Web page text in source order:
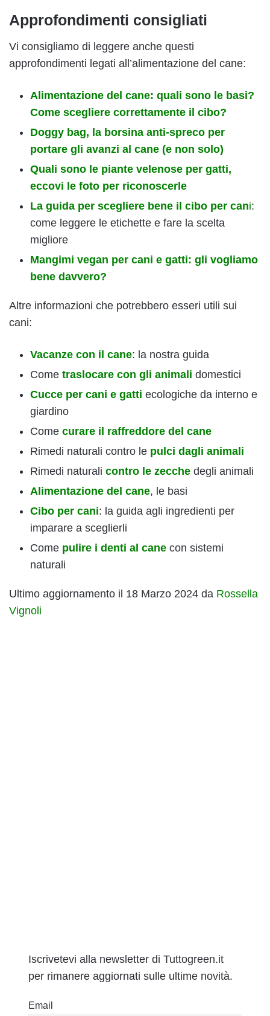
Approfondimenti consigliati
Vi consigliamo di leggere anche questi
approfondimenti legati all’alimentazione del cane:
Alimentazione del cane: quali sono le basi?
Come scegliere correttamente il cibo?
Doggy bag, la borsina anti-spreco per
portare gli avanzi al cane (e non solo)
Quali sono le piante velenose per gatti,
eccovi le foto per riconoscerle
La guida per scegliere bene il cibo per cani:
come leggere le etichette e fare la scelta
migliore
Mangimi vegan per cani e gatti: gli vogliamo
bene davvero?
Altre informazioni che potrebbero esseri utili sui
cani:
Vacanze con il cane: la nostra guida
Come traslocare con gli animali domestici
Cucce per cani e gatti ecologiche da interno e
giardino
Come curare il raffreddore del cane
Rimedi naturali contro le pulci dagli animali
Rimedi naturali contro le zecche degli animali
Alimentazione del cane, le basi
Cibo per cani: la guida agli ingredienti per
imparare a sceglierli
Come pulire i denti al cane con sistemi
naturali
Ultimo aggiornamento il 18 Marzo 2024 da Rossella
Vignoli
Iscrivetevi alla newsletter di Tuttogreen.it
per rimanere aggiornati sulle ultime novità.
Email